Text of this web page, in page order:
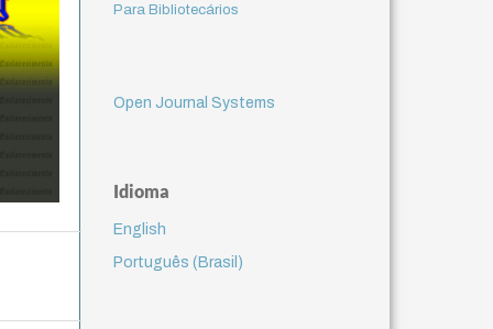
Para Bibliotecários
Open Journal Systems
Idioma
English
Português (Brasil)